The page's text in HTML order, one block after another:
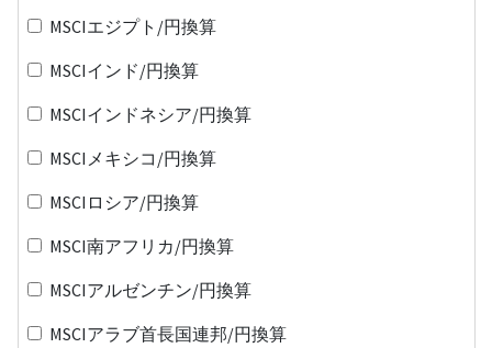
MSCIエジプト/円換算
MSCIインド/円換算
MSCIインドネシア/円換算
MSCIメキシコ/円換算
MSCIロシア/円換算
MSCI南アフリカ/円換算
MSCIアルゼンチン/円換算
MSCIアラブ首長国連邦/円換算